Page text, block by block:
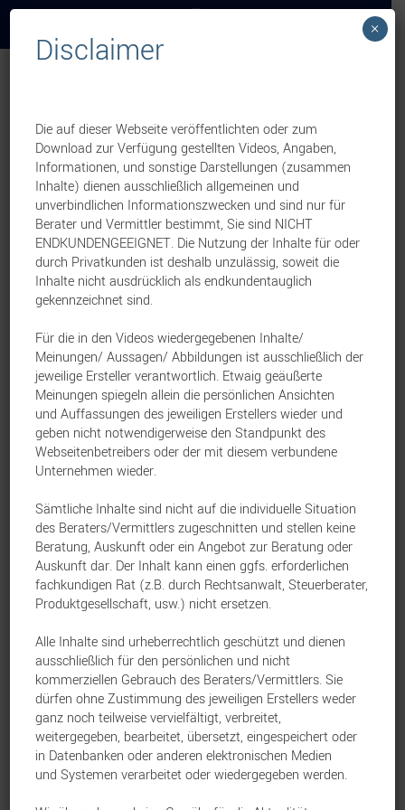
Zinsaktion für
Bestandskunden und neu
eröffnete Konten –
Online-Schulung am
14.07.2025
Eine Vertriebsinformation von: FNZ Bank SE
Die FNZ Bank bietet auch weiterhin einen
attraktiven Aktionszins für neu eröffnete
Tagesgeldkonten und für Bestandskunden
an. Seit dem 1. Juli gilt für neu eröffnete
Konten ein Aktionszins von 3,00 % für einen
Monat automatisch einen Tag nach der
Eröffnung. Die Aktion gilt bis auf Weiteres!
Tagesgeldkonten bei Anlage
von mindestens 5.000 Euro
neuem Guthaben
Wenn Sie und Ihre Kunden noch bis 25. Juli
Disclaimer
Die auf dieser Webseite veröffentlichten oder zum
Download zur Verfügung gestellten Videos, Angaben,
Informationen, und sonstige Darstellungen (zusammen
Inhalte) dienen ausschließlich allgemeinen und
unverbindlichen Informationszwecken und sind nur für
Berater und Vermittler bestimmt, Sie sind NICHT
ENDKUNDENGEEIGNET. Die Nutzung der Inhalte für oder
durch Privatkunden ist deshalb unzulässig, soweit die
Inhalte nicht ausdrücklich als endkundentauglich
gekennzeichnet sind.
Für die in den Videos wiedergegebenen Inhalte/
Meinungen/ Aussagen/ Abbildungen ist ausschließlich der
jeweilige Ersteller verantwortlich. Etwaig geäußerte
Meinungen spiegeln allein die persönlichen Ansichten
und Auffassungen des jeweiligen Erstellers wieder und
geben nicht notwendigerweise den Standpunkt des
Webseitenbetreibers oder der mit diesem verbundene
Unternehmen wieder.
Sämtliche Inhalte sind nicht auf die individuelle Situation
des Beraters/Vermittlers zugeschnitten und stellen keine
Beratung, Auskunft oder ein Angebot zur Beratung oder
Auskunft dar. Der Inhalt kann einen ggfs. erforderlichen
fachkundigen Rat (z.B. durch Rechtsanwalt, Steuerberater,
Produktgesellschaft, usw.) nicht ersetzen.
Alle Inhalte sind urheberrechtlich geschützt und dienen
ausschließlich für den persönlichen und nicht
kommerziellen Gebrauch des Beraters/Vermittlers. Sie
dürfen ohne Zustimmung des jeweiligen Erstellers weder
ganz noch teilweise vervielfältigt, verbreitet,
weitergegeben, bearbeitet, übersetzt, eingespeichert oder
in Datenbanken oder anderen elektronischen Medien
und Systemen verarbeitet oder wiedergegeben werden.
×